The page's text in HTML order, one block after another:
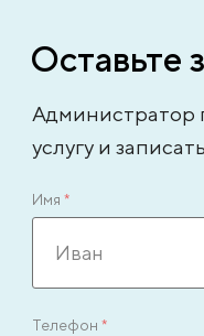
Оставьте
Администратор
услугу и
Имя *
Телефон *